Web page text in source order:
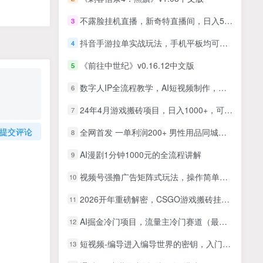
提交评论
3 不露脸挂机直播，新奇特直播间，日入500+
4 抖音手游拉单实战玩法，手机平板均可操作，一天10分钟也可以收入几张，碎片时间搞钱
5 《前往中世纪》v0.16.12中文版
6 数字人IP全流程教学，AI短视频制作，抖音引流逻辑，养号实操技巧
7 24年4月游戏搬砖项目，日入1000+，可矩阵操作，简单好上手。
8 全网首发 一单利润200+ 男性用品同城玩法 轻松月赚5位数
9 AI漫剧1分钟1000元的全流程讲解
10 视频号强撸广告矩阵式玩法，操作简单，一部手机几分钟一条视频，单号一天轻松200+【揭秘】
11 2026开年重磅解密，CSGO游戏搬砖挂机日入上千的秘密，毫无保留
12 AI掘金冷门项目，流量主冷门赛道（最新），举一反三，玩法单日收益上，轻松月入万元【揭秘】
13 短视频-编导进入编导世界的密钥，入门从拆片开始，培养网感，建素素库